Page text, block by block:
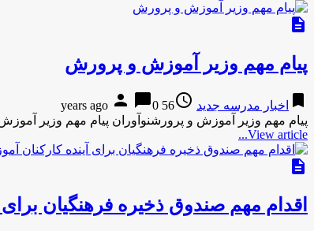
description
پیام مهم وزیر آموزش و پرورش
bookmark اخبار مدرسه جدید access_time
56 years ago
person chat_bubble0
پیام مهم وزیر آموزش و پرورشنوآوران پیام مهم وزیر
View article...
description
اقدام مهم صندوق ذخیره فرهنگیان